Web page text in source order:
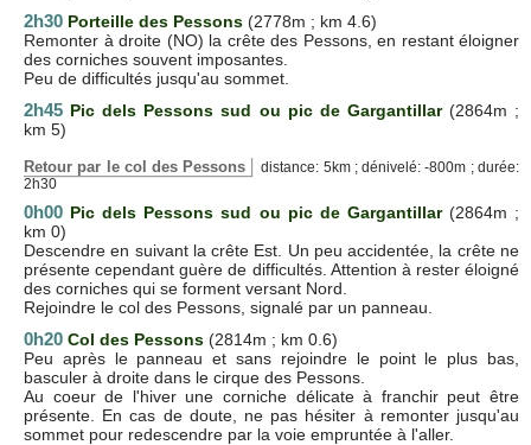
2h30 Porteille des Pessons (2778m ; km 4.6)
Remonter à droite (NO) la crête des Pessons, en restant éloigner
des corniches souvent imposantes.
Peu de difficultés jusqu'au sommet.
2h45 Pic dels Pessons sud ou pic de Gargantillar (2864m ;
km 5)
Retour par le col des Pessons
distance: 5km ; dénivelé: -800m ; durée:
2h30
0h00 Pic dels Pessons sud ou pic de Gargantillar (2864m ;
km 0)
Descendre en suivant la crête Est. Un peu accidentée, la crête ne
présente cependant guère de difficultés. Attention à rester éloigné
des corniches qui se forment versant Nord.
Rejoindre le col des Pessons, signalé par un panneau.
0h20 Col des Pessons (2814m ; km 0.6)
Peu après le panneau et sans rejoindre le point le plus bas,
basculer à droite dans le cirque des Pessons.
Au coeur de l'hiver une corniche délicate à franchir peut être
présente. En cas de doute, ne pas hésiter à remonter jusqu'au
sommet pour redescendre par la voie empruntée à l'aller.